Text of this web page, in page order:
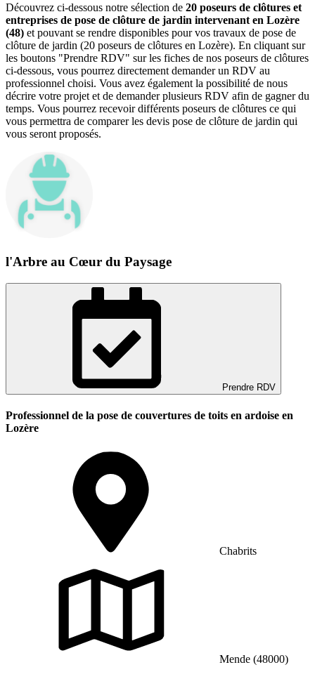
Découvrez ci-dessous notre sélection de 20 poseurs de clôtures et
entreprises de pose de clôture de jardin intervenant en Lozère
(48) et pouvant se rendre disponibles pour vos travaux de pose de
clôture de jardin (20 poseurs de clôtures en Lozère). En cliquant sur
les boutons "Prendre RDV" sur les fiches de nos poseurs de clôtures
ci-dessous, vous pourrez directement demander un RDV au
professionnel choisi. Vous avez également la possibilité de nous
décrire votre projet et de demander plusieurs RDV afin de gagner du
temps. Vous pourrez recevoir différents poseurs de clôtures ce qui
vous permettra de comparer les devis pose de clôture de jardin qui
vous seront proposés.
l'Arbre au Cœur du Paysage
Prendre RDV
Professionnel de la pose de couvertures de toits en ardoise en
Lozère
Chabrits
Mende (48000)